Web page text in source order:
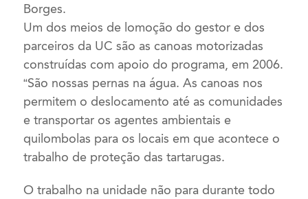
Borges.
Um dos meios de lomoção do gestor e dos
parceiros da UC são as canoas motorizadas
construídas com apoio do programa, em 2006.
“São nossas pernas na água. As canoas nos
permitem o deslocamento até as comunidades
e transportar os agentes ambientais e
quilombolas para os locais em que acontece o
trabalho de proteção das tartarugas.
O trabalho na unidade não para durante todo